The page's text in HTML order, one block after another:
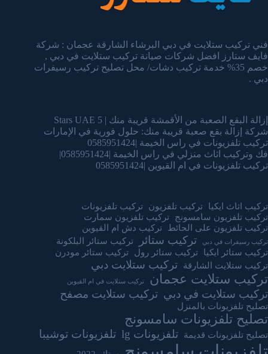
فني تركيب ستلايت في دبي البرشاء الشارقة عجمان : شركة
فايف ستارز افضل شركات صيانة تركيب ستلايت في دبي ,
خصم 35% خدمة تركيب دشات/ محل تصليح تركيب رسيفرات
دبي .
إزالة البقع الصعبة من الأقمشة قريبة منك | 5 Stars UAE
شركة إزالة بقع صعبة قريبة منك: حلول فورية في الإمارات
تركيب تلفزيونات في راس الخيمة |0585951424
فك وتركيب اثاث منزلي في راس الخيمة |0585951424|
تركيب تلفزيونات في ام القيوين |0585951424
تركيب اثاث ايكيا تركيب تلفزيون
تركيب تلفزيونات
تركيب تلفزيون سامسونج
تركيب تلفزيون سمارت
تركيب تلفزيون على الحائط
تركيب دش ام القيوين
تركيب رسيفرات في دبي تركيب ستائر
تركيب ستائر البلكونة
تركيب ستائر ايكيا
تركيب ستائر رول
تركيب ستائر مودرن
تركيب ستلايت الشارقة
تركيب ستلايت دبي
تركيب ستلايت عجمان تركيب ستلايت في ام القيوين
تركيب ستلايت في دبي تركيب ستلايت مصفح
تصليح تلفزيونات بالمنزل
تصليح تلفزيونات سامسونج
تصليح تلفزيونات قديمة تلفزيونات lg تلفزيونات توشيبا